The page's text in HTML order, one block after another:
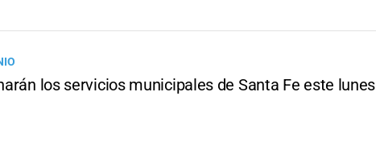
los servicios municipales de Santa Fe este lunes